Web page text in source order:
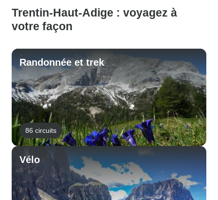
Trentin-Haut-Adige : voyagez à
votre façon
Randonnée et trek
86 circuits
Vélo